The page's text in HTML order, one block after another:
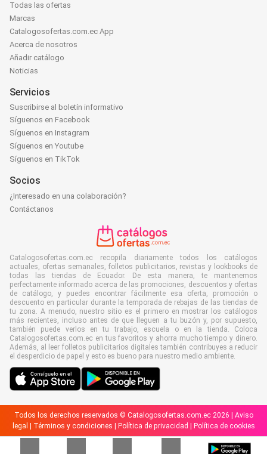
Todas las ofertas
Marcas
Catalogosofertas.com.ec App
Acerca de nosotros
Añadir catálogo
Noticias
Servicios
Suscribirse al boletín informativo
Síguenos en Facebook
Síguenos en Instagram
Síguenos en Youtube
Síguenos en TikTok
Socios
¿Interesado en una colaboración?
Contáctanos
Catalogosofertas.com.ec recopila diariamente todos los catálogos
actuales, ofertas semanales, folletos publicitarios, revistas y lookbooks de
todas las tiendas de Ecuador. De esta manera, te mantenemos
perfectamente informado acerca de las promociones, descuentos y ofertas
de catálogo, y puedes encontrar fácilmente esa oferta, promoción o
descuento en particular durante la temporada de rebajas de las tiendas de
tu zona. A menudo, nuestro sitio es el primero en mostrar los catálogos
más recientes, incluso antes de que lleguen a tu buzón y, por supuesto,
también puede verlos en tu trabajo, escuela o en la tienda. Coloca
Catalogosofertas.com.ec en tus favoritos y ahorra mucho tiempo y dinero.
Además, al leer folletos publicitarios digitales también contribuyes a reducir
el desperdicio de papel y esto es bueno para nuestro medio ambiente.
Todos los derechos reservados © Catalogosofertas.com.ec 2026 | Aviso
legal
Términos y condiciones Política de privacidad Política de cookies